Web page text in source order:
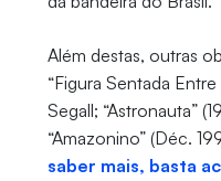
Além destas, outras
“Figura Sentada
Segall; “Astronauta”
“Amazonino” (Déc.
saber mais, basta